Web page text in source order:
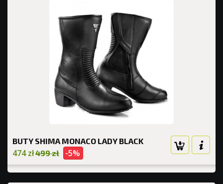
BUTY SHIMA MONACO LADY BLACK
474 zł499 zł -5%